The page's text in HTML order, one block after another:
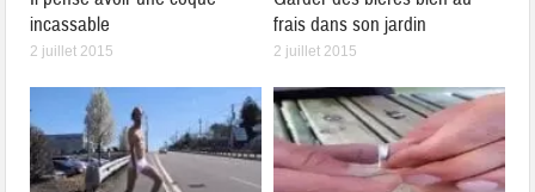
incassable
2 juillet 2015
frais dans son jardin
2 juillet 2015